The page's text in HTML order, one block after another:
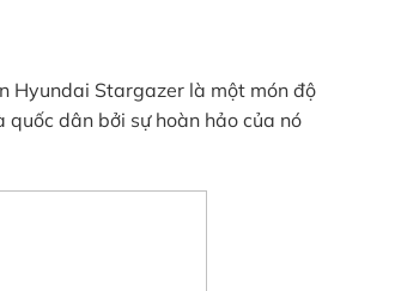
Hyundai Stargazer là một món độ
dân bởi sự hoàn hảo của nó